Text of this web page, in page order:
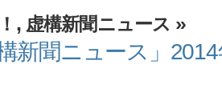
, 虚構新聞ニュース »
新聞ニュース」